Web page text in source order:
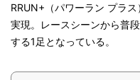
RRUN+（パワーラン プラ
実現。レースシーンから普
する1足となっている。